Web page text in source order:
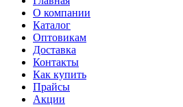
О компании
Каталог
Оптовикам
Доставка
Контакты
Как купить
Прайсы
Акции